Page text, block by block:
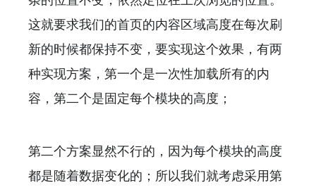
这就要求我们的首页的内容区域高度在每次刷
新的时候都保持不变，要实现这个效果，有两
种实现方案，第一个是一次性加载所有的内
容，第二个是固定每个模块的高度；
第二个方案显然不行的，因为每个模块的高度
都是随着数据变化的；所以我们就考虑采用第